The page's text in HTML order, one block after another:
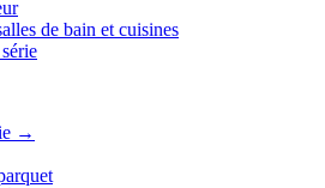
de bain et cuisines
→